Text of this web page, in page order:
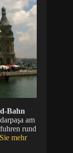
Bahn
am
rund
mehr